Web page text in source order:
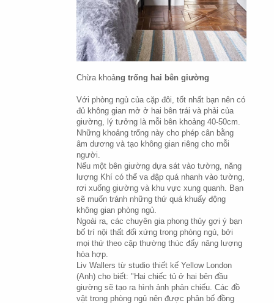
Chừa khoảng trống hai bên giường
Với phòng ngủ của cặp đôi, tốt nhất bạn nên có
đủ không gian mở ở hai bên trái và phải của
giường, lý tưởng là mỗi bên khoảng 40-50cm.
Những khoảng trống này cho phép cân bằng
âm dương và tạo không gian riêng cho mỗi
người.
Nếu một bên giường dựa sát vào tường, năng
lượng Khí có thể va đập quá nhanh vào tường,
rơi xuống giường và khu vực xung quanh. Bạn
sẽ muốn tránh những thứ quá khuấy động
không gian phòng ngủ.
Ngoài ra, các chuyên gia phong thủy gợi ý bạn
bố trí nội thất đối xứng trong phòng ngủ, bởi
mọi thứ theo cặp thường thúc đẩy năng lượng
hòa hợp.
Liv Wallers từ studio thiết kế Yellow London
(Anh) cho biết: "Hai chiếc tủ ở hai bên đầu
giường sẽ tạo ra hình ảnh phản chiếu. Các đồ
vật trong phòng ngủ nên được phân bố đồng